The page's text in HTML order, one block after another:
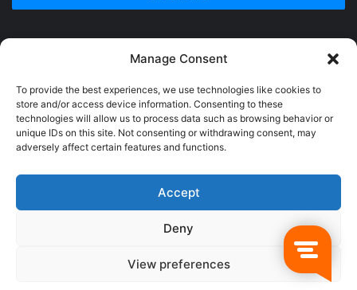
Manage Consent
To provide the best experiences, we use technologies like cookies to
store and/or access device information. Consenting to these
technologies will allow us to process data such as browsing behavior or
unique IDs on this site. Not consenting or withdrawing consent, may
adversely affect certain features and functions.
Accept
Deny
View preferences
© Copyright 2026, Todos los derechos reservados @Crucerum |
Facebook
TwitterYouTubeInstagram